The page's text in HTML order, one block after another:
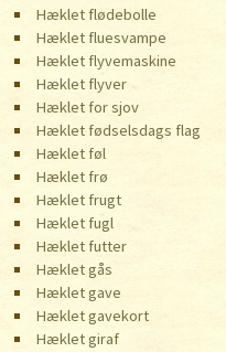
Hæklet flødebolle
Hæklet fluesvampe
Hæklet flyvemaskine
Hæklet flyver
Hæklet for sjov
Hæklet fødselsdags flag
Hæklet føl
Hæklet frø
Hæklet frugt
Hæklet fugl
Hæklet futter
Hæklet gås
Hæklet gave
Hæklet gavekort
Hæklet giraf